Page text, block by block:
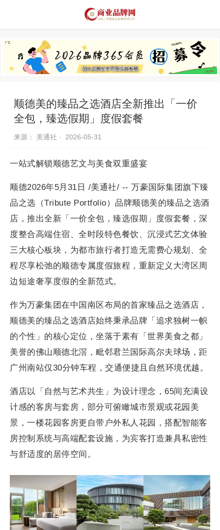
推荐品牌 品牌故事
顺德美的臻品之选酒店全新推出「一价
全包，臻选假期」度假套餐
来源： 美通社 · 2026-05-31
一站式解锁顺德艺文与美食双重盛宴
顺德2026年5月31日 /美通社/ -- 万豪国际集团旗下臻
品之选（Tribute Portfolio）品牌顺德美的臻品之选酒
店，推出全新「一价全包，臻选假期」度假套餐，深
度整合高端住宿、全时段特色餐饮、沉浸式艺文体验
三大核心板块，为都市旅行者打造无需费心规划、全
程尽享松弛的顺德专属度假旅程，重新定义大湾区周
边短途奢享度假的全新范式。
作为万豪集团在中国南区布局的首家臻品之选酒店，
顺德美的臻品之选酒店始终秉承品牌「追求独树一帜
的个性」的核心定位，坐落于素有「世界美食之都」
美誉的佛山顺德北滘，毗邻君兰国际高尔夫球场，距
广州南站仅30分钟车程，交通便捷且自然环境优越。
酒店以「自然与艺术共生」为设计理念，65间充满设
计感的客房与套房，部分可俯瞰城市景观或花园美
景，一楼花园客房更自带户外私人花园，搭配智能客
房控制系统与高端配套设施，为宾客打造兼具私密性
与舒适度的居停空间。